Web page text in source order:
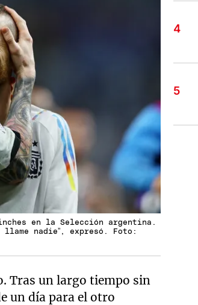
en la Selección argentina.
llame nadie”, expresó. Foto:
Tras un largo tiempo sin
un día para el otro